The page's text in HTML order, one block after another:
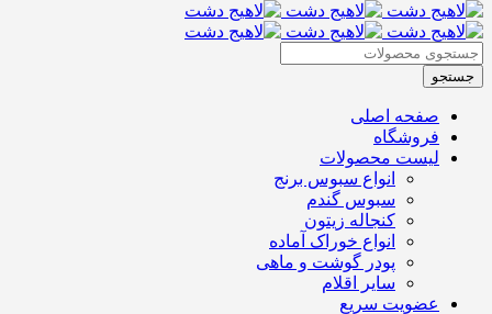
صفحه اصلی
فروشگاه
لیست محصولات
انواع سبوس برنج
سبوس گندم
کنجاله زیتون
انواع خوراک آماده
پودر گوشت و ماهی
سایر اقلام
عضویت سریع